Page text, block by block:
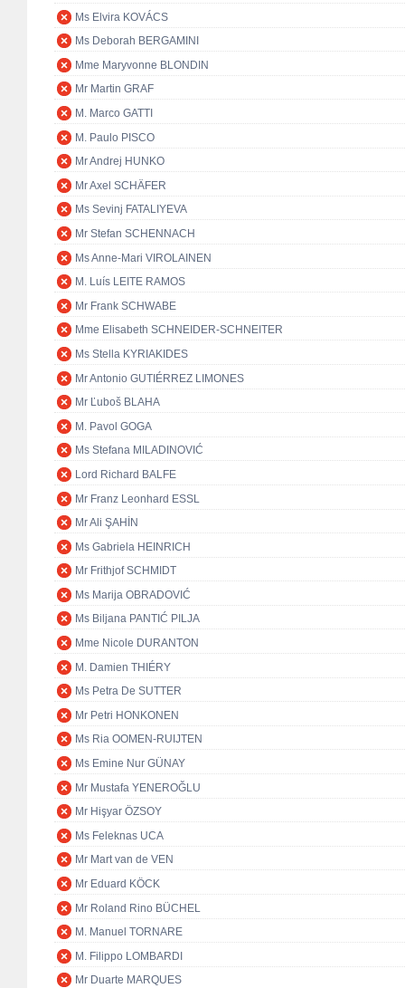
Ms Elvira KOVÁCS
Ms Deborah BERGAMINI
Mme Maryvonne BLONDIN
Mr Martin GRAF
M. Marco GATTI
M. Paulo PISCO
Mr Andrej HUNKO
Mr Axel SCHÄFER
Ms Sevinj FATALIYEVA
Mr Stefan SCHENNACH
Ms Anne-Mari VIROLAINEN
M. Luís LEITE RAMOS
Mr Frank SCHWABE
Mme Elisabeth SCHNEIDER-SCHNEITER
Ms Stella KYRIAKIDES
Mr Antonio GUTIÉRREZ LIMONES
Mr Ľuboš BLAHA
M. Pavol GOGA
Ms Stefana MILADINOVIĆ
Lord Richard BALFE
Mr Franz Leonhard ESSL
Mr Ali ŞAHİN
Ms Gabriela HEINRICH
Mr Frithjof SCHMIDT
Ms Marija OBRADOVIĆ
Ms Biljana PANTIĆ PILJA
Mme Nicole DURANTON
M. Damien THIÉRY
Ms Petra De SUTTER
Mr Petri HONKONEN
Ms Ria OOMEN-RUIJTEN
Ms Emine Nur GÜNAY
Mr Mustafa YENEROĞLU
Mr Hişyar ÖZSOY
Ms Feleknas UCA
Mr Mart van de VEN
Mr Eduard KÖCK
Mr Roland Rino BÜCHEL
M. Manuel TORNARE
M. Filippo LOMBARDI
Mr Duarte MARQUES